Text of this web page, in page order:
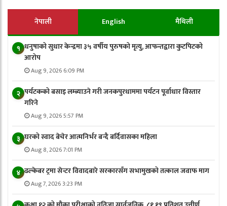
नेपाली English मैथिली
१ धनुषाको सुधार केन्द्रमा ३५ वर्षीय पुरुषको मृत्यु, आफन्तद्वारा कुटपिटको
आरोप
Aug 9, 2026 6:09 PM
२ पर्यटकको बसाइ लम्ब्याउने गरी जनकपुरधाममा पर्यटन पूर्वाधार विस्तार
गरिने
Aug 9, 2026 5:57 PM
३ घरको स्वाद बेचेर आत्मनिर्भर बन्दै बर्दिवासका महिला
Aug 8, 2026 7:01 PM
४ ढल्केबर ट्रमा सेन्टर विवादबारे सरकारसँग सभामुखको तत्काल जवाफ माग
Aug 7, 2026 3:23 PM